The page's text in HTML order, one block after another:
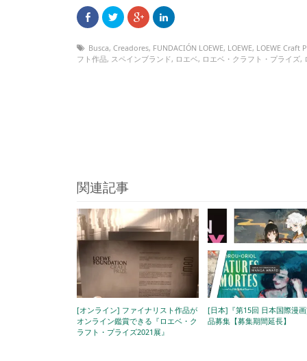
Busca, Creadores, FUNDACIÓN LOEWE, LOEWE, LOEWE Craft
フト作品, スペインブランド, ロエベ, ロエベ・クラフト・プライズ,
関連記事
[オンライン] ファイナリスト作品が
オンライン鑑賞できる『ロエベ・ク
ラフト・プライズ2021展』
[日本]『第15回 日本国際漫
品募集【募集期間延長】